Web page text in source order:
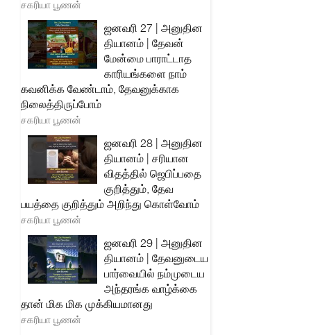
சகரியா பூணன்
ஜனவரி 27 | அனுதின
தியானம் | தேவன்
மேன்மை பாராட்டாத
காரியங்களை நாம்
கவனிக்க வேண்டாம், தேவனுக்காக
நிலைத்திருப்போம்
சகரியா பூணன்
ஜனவரி 28 | அனுதின
தியானம் | சரியான
விதத்தில் ஜெபிப்பதை
குறித்தும், தேவ
பயத்தை குறித்தும் அறிந்து கொள்வோம்
சகரியா பூணன்
ஜனவரி 29 | அனுதின
தியானம் | தேவனுடைய
பார்வையில் நம்முடைய
அந்தரங்க வாழ்க்கை
தான் மிக மிக முக்கியமானது
சகரியா பூணன்